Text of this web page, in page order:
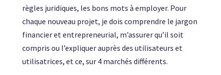
règles juridiques, les bons mots à employer. Pour
chaque nouveau projet, je dois comprendre le jargon
financier et entrepreneurial, m’assurer qu’il soit
compris ou l’expliquer auprès des utilisateurs et
utilisatrices, et ce, sur 4 marchés différents.